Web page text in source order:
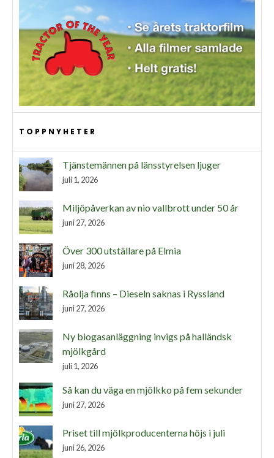
TOPPNYHETER
Tjänstemännen på länsstyrelsen ljuger
juli 1, 2026
Miljöpåverkan av nio vallbrott under 50 år
juni 27, 2026
Över 300 utställare på Elmia
juni 28, 2026
Råolja finns – Dieseln saknas i Ryssland
juni 27, 2026
Ny biogasanläggning invigs på halländsk
mjölkgård
juli 1, 2026
Så kan du väga en mjölkko på fem sekunder
juni 27, 2026
Priset till mjölkproducenterna höjs i juli
juni 26, 2026